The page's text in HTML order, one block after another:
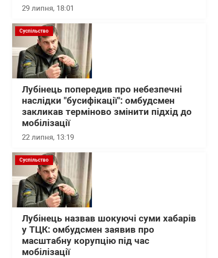
29 липня, 18:01
Суспільство
Лубінець попередив про небезпечні
наслідки "бусифікації": омбудсмен
закликав терміново змінити підхід до
мобілізації
22 липня, 13:19
Суспільство
Лубінець назвав шокуючі суми хабарів
у ТЦК: омбудсмен заявив про
масштабну корупцію під час
мобілізації